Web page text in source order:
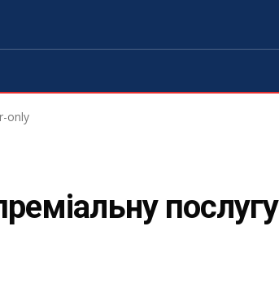
only
послугу